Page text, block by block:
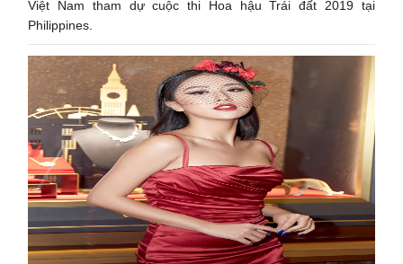
Việt Nam tham dự cuộc thi Hoa hậu Trái đất 2019 tại
Philippines.